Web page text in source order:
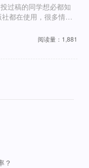
过稿的同学想必都知
都在使用，很多情况
规则 CrossCheck
阅读量：1,881
？